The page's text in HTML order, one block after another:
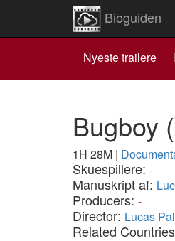
Bioguiden
Nyeste trailere
Bugboy (
1H 28M |
Skuespillere: -
Manuskript af:
Producers: -
Director: Lucas
Related